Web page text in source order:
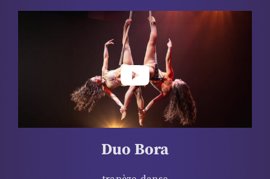
l’artiste mène la danse et « joue » avec ses
partenaires à la crinière flamboyante. Un tableau
tout en tendresse qui cache cependant des heures
Duo Bora